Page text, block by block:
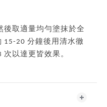
後取適量均勻塗抹於全
15-20 分鐘後用清水徹
以達更皆效果。